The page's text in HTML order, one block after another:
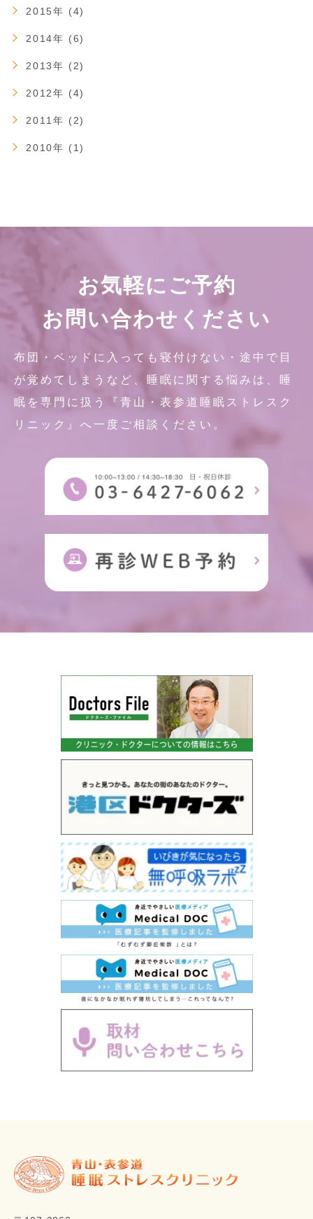
2015年 (4)
2014年 (6)
2013年 (2)
2012年 (4)
2011年 (2)
2010年 (1)
お気軽にご予約
お問い合わせください
布団・ベッドに入っても寝付けない・途中で目
が覚めてしまうなど、睡眠に関する悩みは、睡
眠を専門に扱う『青山・表参道睡眠ストレスク
リニック』へ一度ご相談ください。